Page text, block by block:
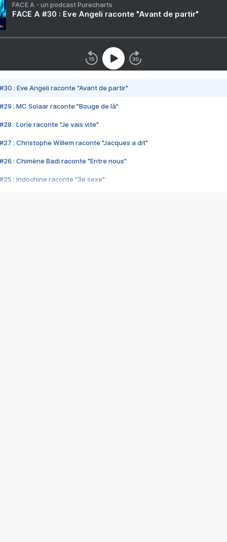
FACE A - un podcast Purecharts
FACE A #30 : Eve Angeli raconte "Avant de partir"
#30 : Eve Angeli raconte "Avant de partir"
#29 : MC Solaar raconte "Bouge de là"
#28 : Lorie raconte "Je vais vite"
#27 : Christophe Willem raconte "Jacques a dit"
#26 : Chimène Badi raconte "Entre nous"
#25 : Indochine raconte "3e sexe"